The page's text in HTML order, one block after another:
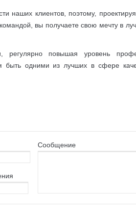
наших клиентов, поэтому,
вы получаете свою мечту в
регулярно повышая уровень
одними из лучших в сфере
Сообщение